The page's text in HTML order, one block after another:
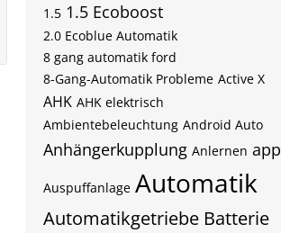
1.5 1.5 Ecoboost
2.0 Ecoblue Automatik
8 gang automatik ford
8-Gang-Automatik Probleme Active X
AHK AHK elektrisch
Ambientebeleuchtung Android Auto
Anhängerkupplung Anlernen app
Auspuffanlage Automatik
Automatikgetriebe Batterie